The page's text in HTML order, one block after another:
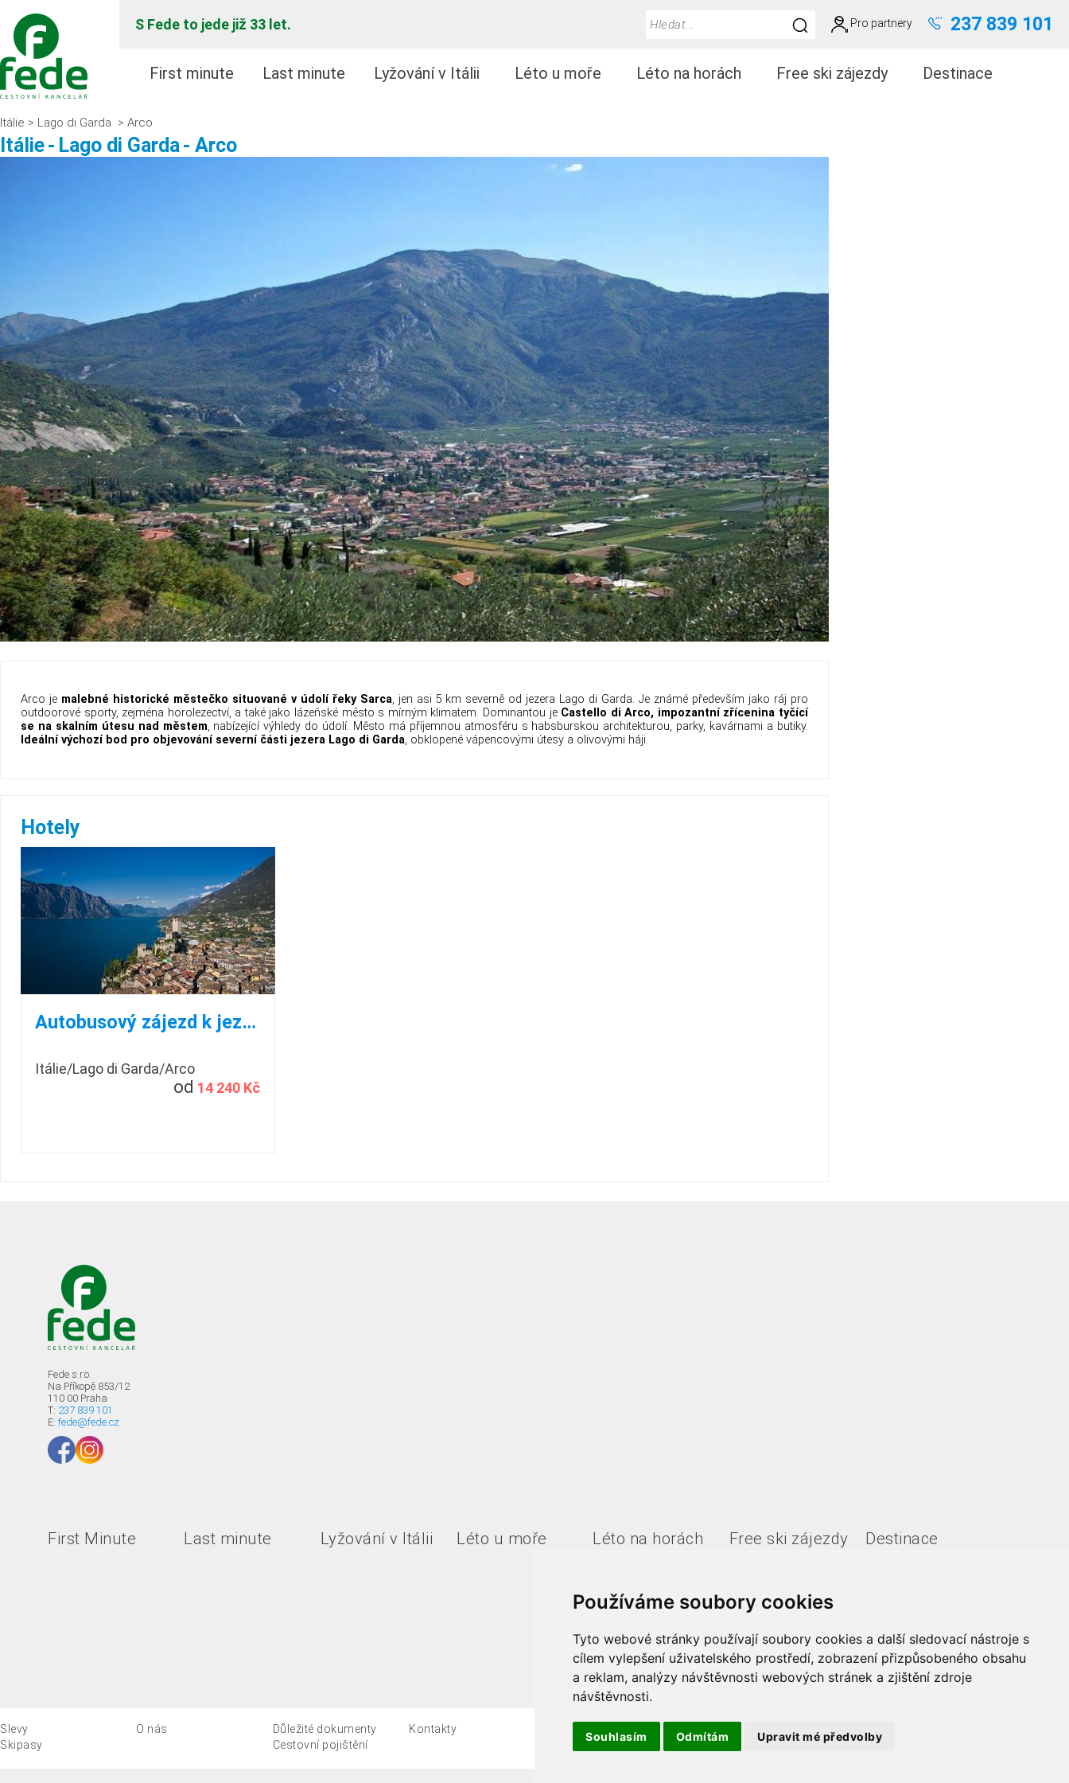
Používáme soubory cookies
Tyto webové stránky používají soubory cookies a další sledovací nástroje s
cílem vylepšení uživatelského prostředí, zobrazení přizpůsobeného obsahu
a reklam, analýzy návštěvnosti webových stránek a zjištění zdroje
návštěvnosti.
Souhlasím Odmítám Upravit mé předvolby
S Fede to jede již 33 let. Pro partnery 237 839 101
First minute Last minute Lyžování v Itálii Léto u moře Léto na horách Free ski zájezdy Destinace
Itálie > Lago di Garda > Arco
Itálie- Lago di Garda- Arco
Arco je malebné historické městečko situované v údolí řeky Sarca, jen asi 5 km severně od jezera Lago di Garda. Je známé především jako ráj pro
outdoorové sporty, zejména horolezectví, a také jako lázeňské město s mírným klimatem. Dominantou je Castello di Arco, impozantní zřícenina tyčící
se na skalním útesu nad městem, nabízející výhledy do údolí. Město má příjemnou atmosféru s habsburskou architekturou, parky, kavárnami a butiky.
Ideální výchozí bod pro objevování severní části jezera Lago di Garda, obklopené vápencovými útesy a olivovými háji.
Hotely
Autobusový zájezd k jezeru LAGO DI GARDA
Itálie/Lago di Garda/Arco
od 14 240 Kč
Fede s.r.o.
Na Příkopě 853/12
110 00 Praha
T: 237 839 101
E: fede@fede.cz
First Minute Last minute Lyžování v Itálii Léto u moře Léto na horách Free ski zájezdy Destinace
Slevy
Skipasy
O nás
Důležité dokumenty
Cestovní pojištění
Kontakty